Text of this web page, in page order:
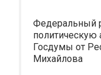
Федеральный
политическую
Госдумы от
Михайлова